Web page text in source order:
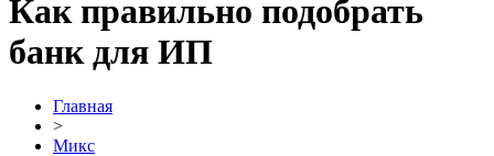
Как правильно подобрать
банк для ИП
Главная
>
Микс